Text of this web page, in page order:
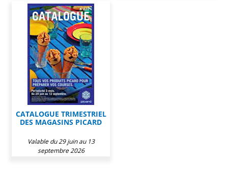
CATALOGUE TRIMESTRIEL
DES MAGASINS PICARD
Valable du 29 juin au 13
septembre 2026